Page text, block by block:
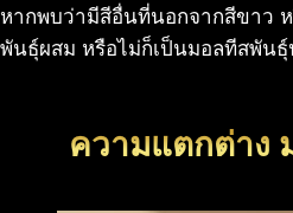
หากพบว่ามีสีอื่นที่นอกจากสีขาว
พันธุ์ผสม หรือไม่ก็เป็นมอลทีสพันธุ์
ความแตกต่าง